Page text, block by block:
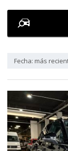
Fecha: más